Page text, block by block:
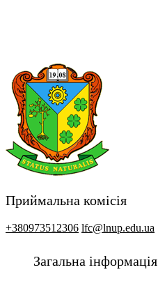
Приймальна комісія
+380973512306 lfc@lnup.edu.ua
Загальна інформація